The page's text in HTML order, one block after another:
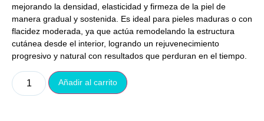
mejorando la densidad, elasticidad y firmeza de la piel de
manera gradual y sostenida. Es ideal para pieles maduras o con
flacidez moderada, ya que actúa remodelando la estructura
cutánea desde el interior, logrando un rejuvenecimiento
progresivo y natural con resultados que perduran en el tiempo.
Añadir al carrito